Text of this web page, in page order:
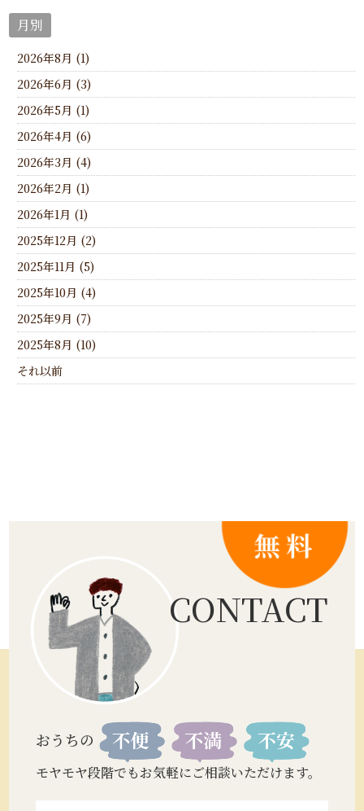
月別
2026年8月 (1)
2026年6月 (3)
2026年5月 (1)
2026年4月 (6)
2026年3月 (4)
2026年2月 (1)
2026年1月 (1)
2025年12月 (2)
2025年11月 (5)
2025年10月 (4)
2025年9月 (7)
2025年8月 (10)
それ以前
CONTACT
おうちの
モヤモヤ段階でもお気軽にご相談いただけます。